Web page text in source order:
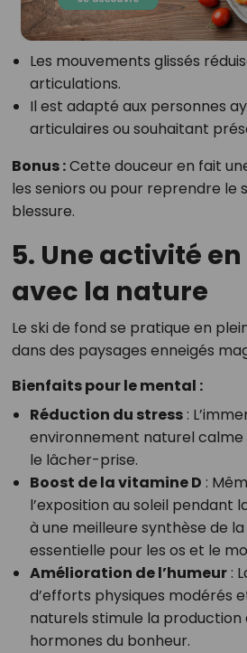
Les mouvements glissés
articulations.
Il est adapté aux personnes
articulaires ou souhaitant
Bonus :Cette douceur en fait
les seniors ou pour reprendre le
blessure.
5. Une activité
avec la nature
Le ski de fond se pratique en
dans des paysages enneigés
Bienfaits pour le mental :
Réduction du stress:
environnement naturel
le lâcher-prise.
Boost de la vitamine D :
l’exposition au soleil pendant
à une meilleure synthèse de
essentielle pour les os et le
Amélioration de l’humeur:
d’efforts physiques modérés
naturels stimule la production
hormones du bonheur.